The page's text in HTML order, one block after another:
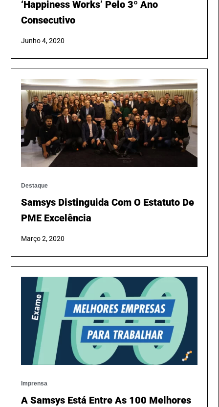
‘Happiness Works’ Pelo 3º Ano
Consecutivo
Junho 4, 2020
Destaque
Samsys Distinguida Com O Estatuto De
PME Excelência
Março 2, 2020
Imprensa
A Samsys Está Entre As 100 Melhores